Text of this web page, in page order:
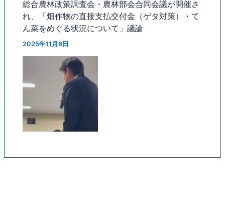
総合農林政策調査会・農林部会合同会議が開催さ
れ、「畑作物の直接支払交付金（ゲタ対策）・て
ん菜をめぐる状況について」議論
2025年11月6日